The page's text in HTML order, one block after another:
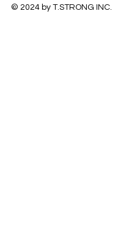
© 2024 by T.STRONG INC.